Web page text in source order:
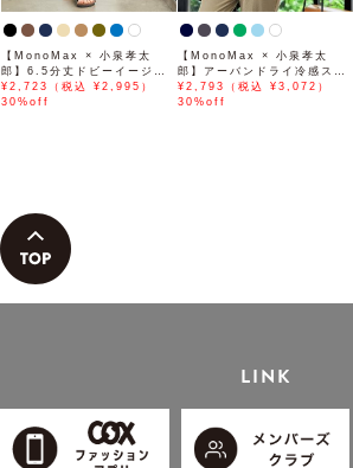
【MonoMax × 小泉孝太
郎】6.5分丈ドビーイージー
ハーフパンツ「小泉孝太郎さ
ん着用モデル」
¥2,723（税込 ¥2,995）
30%off
【MonoMax × 小泉孝太
郎】アーバンドライ冷感スイ
スボタンダウンポロシャツ
「小泉孝太郎さん着用モデ
¥2,793（税込 ¥3,072）
30%off
LINK